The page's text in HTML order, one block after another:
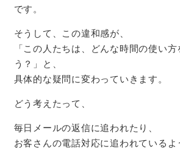
です。
そうして、この違和感が、
「この人たちは、どんな時間の使い
う？」と、
具体的な疑問に変わっていきます。
どう考えたって、
毎日メールの返信に追われたり、
お客さんの電話対応に追われているよ